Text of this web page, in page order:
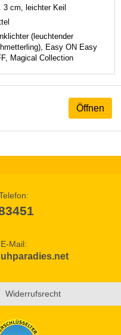
3 cm, leichter Keil
(leuchtender
Easy ON Easy
Magical Collection
Öffnen
Mail:
Widerrufsrecht